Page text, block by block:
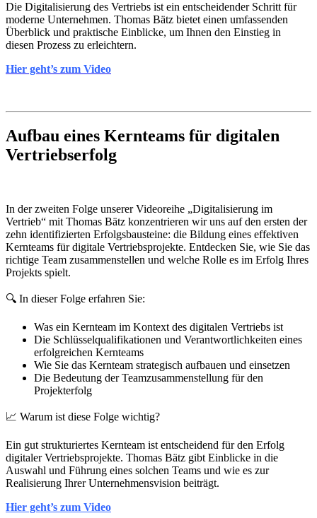
Die Digitalisierung des Vertriebs ist ein entscheidender Schritt für
moderne Unternehmen. Thomas Bätz bietet einen umfassenden
Überblick und praktische Einblicke, um Ihnen den Einstieg in
diesen Prozess zu erleichtern.
Hier geht’s zum Video
Aufbau eines Kernteams für digitalen
Vertriebserfolg
In der zweiten Folge unserer Videoreihe „Digitalisierung im
Vertrieb“ mit Thomas Bätz konzentrieren wir uns auf den ersten der
zehn identifizierten Erfolgsbausteine: die Bildung eines effektiven
Kernteams für digitale Vertriebsprojekte. Entdecken Sie, wie Sie das
richtige Team zusammenstellen und welche Rolle es im Erfolg Ihres
Projekts spielt.
🔍 In dieser Folge erfahren Sie:
Was ein Kernteam im Kontext des digitalen Vertriebs ist
Die Schlüsselqualifikationen und Verantwortlichkeiten eines
erfolgreichen Kernteams
Wie Sie das Kernteam strategisch aufbauen und einsetzen
Die Bedeutung der Teamzusammenstellung für den
Projekterfolg
📈 Warum ist diese Folge wichtig?
Ein gut strukturiertes Kernteam ist entscheidend für den Erfolg
digitaler Vertriebsprojekte. Thomas Bätz gibt Einblicke in die
Auswahl und Führung eines solchen Teams und wie es zur
Realisierung Ihrer Unternehmensvision beiträgt.
Hier geht’s zum Video